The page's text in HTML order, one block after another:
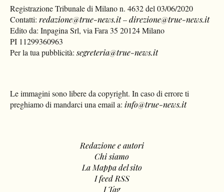
Registrazione Tribunale di Milano n. 4632 del 03/06/2020
Contatti:redazione@true-news.it–direzione@true-news.it
Edito da: Inpagina Srl, via Fara 35 20124 Milano
PI 11299360963
Per la tua pubblicità:segreteria@true-news.it
Le immagini sono libere da copyright. In caso di errore ti
preghiamo di mandarci una email a: info@true-news.it
Redazione e autori
Chi siamo
La Mappa del sito
I feed RSS
I Tag